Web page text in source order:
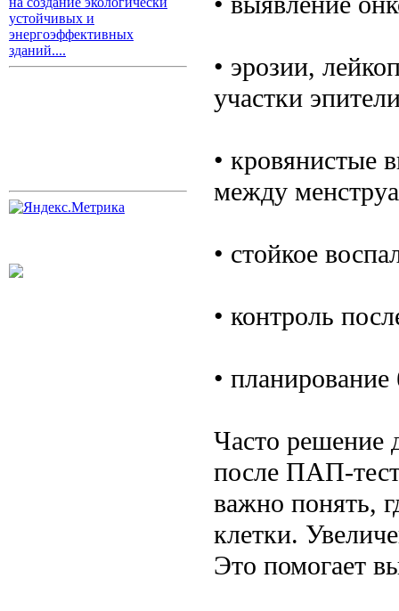
устойчивых и
энергоэффективных
зданий....
• эрозии,
участки
• кровянистые
между
• стойкое
• контроль
•
Часто решение
после ПАП-
важно понять,
клетки.
Это помогает